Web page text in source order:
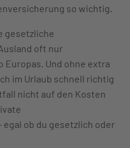
so wichtig.
gesetzliche
oft nur
Und ohne extra
im Urlaub schnell richtig
nicht auf den Kosten
ob du gesetzlich oder